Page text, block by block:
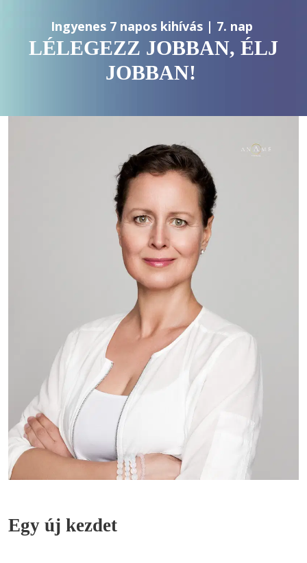
Ingyenes 7 napos kihívás | 7. nap
LÉLEGEZZ JOBBAN, ÉLJ
JOBBAN!
Egy új kezdet